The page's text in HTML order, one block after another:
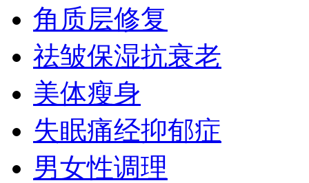
角质层修复
祛皱保湿抗衰老
美体瘦身
失眠痛经抑郁症
男女性调理